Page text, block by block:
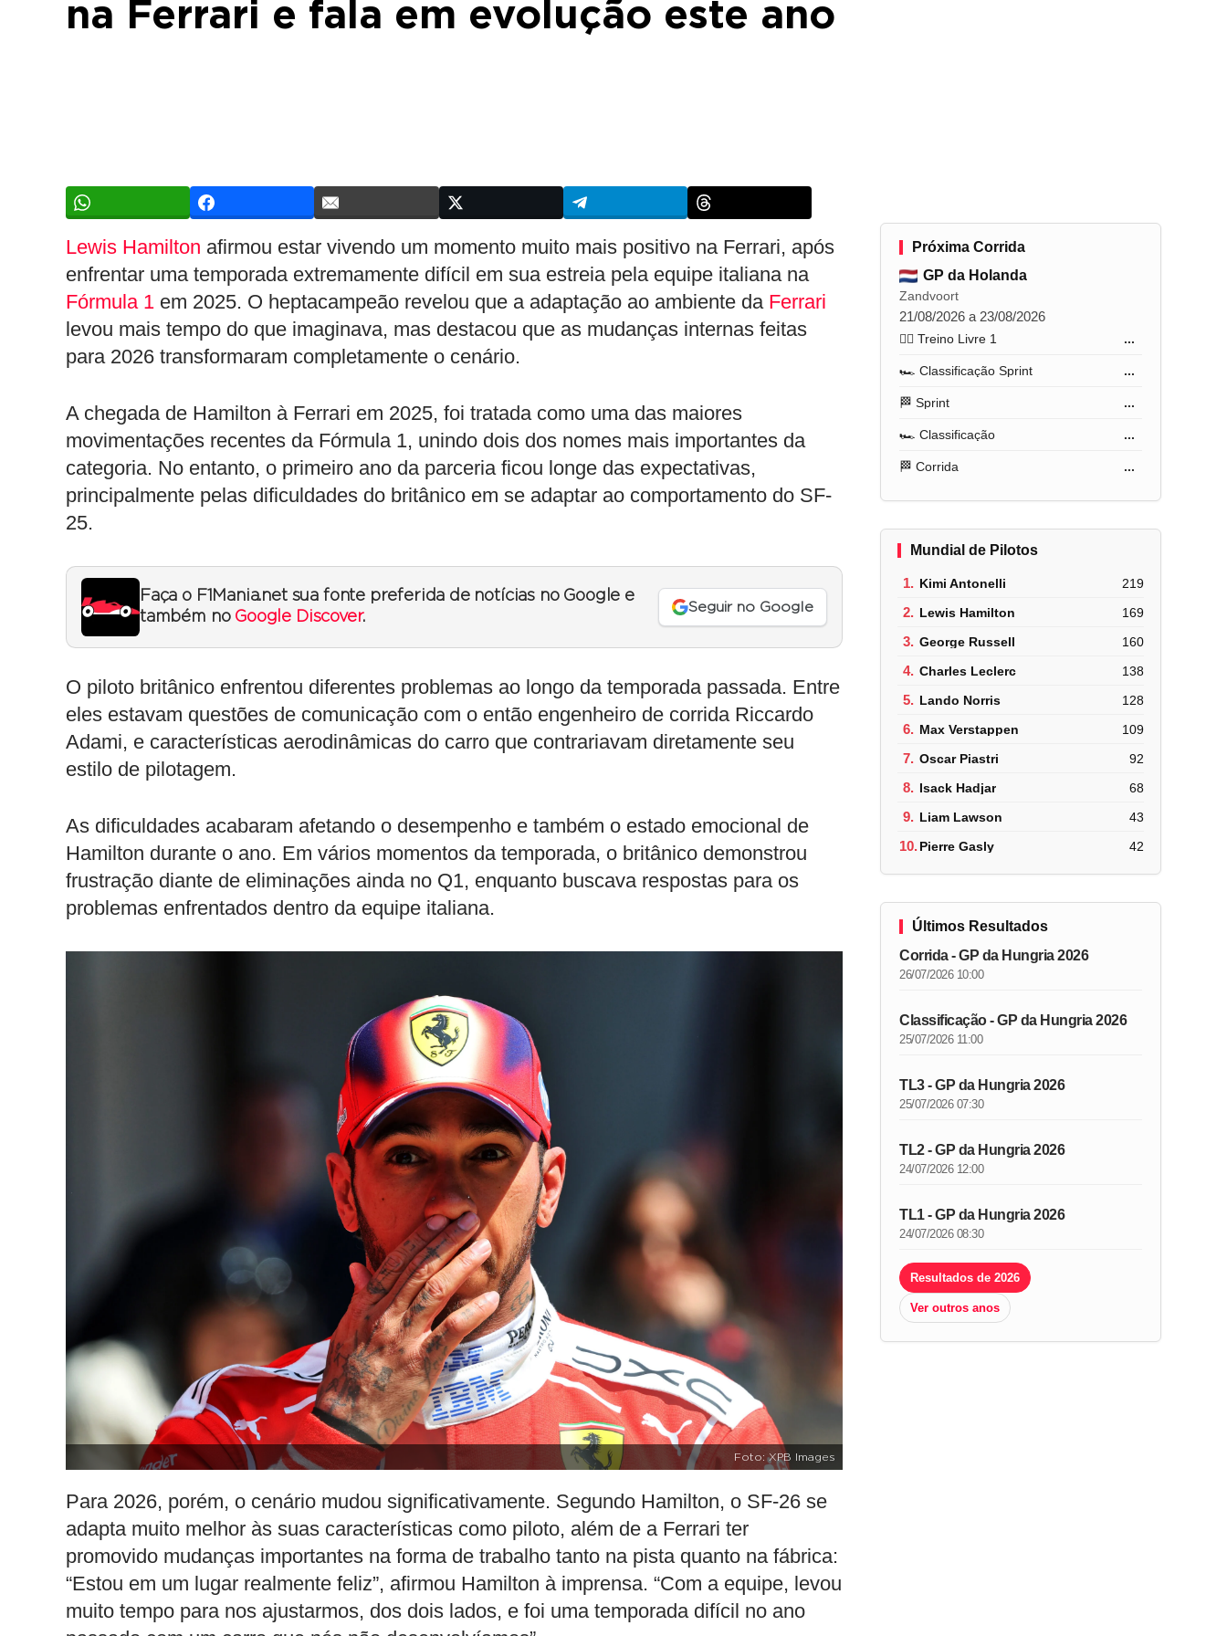
na Ferrari e fala em evolução este ano
Lewis Hamilton afirmou estar vivendo um momento muito mais positivo na Ferrari, após
enfrentar uma temporada extremamente difícil em sua estreia pela equipe italiana na
Fórmula 1 em 2025. O heptacampeão revelou que a adaptação ao ambiente da Ferrari
levou mais tempo do que imaginava, mas destacou que as mudanças internas feitas
para 2026 transformaram completamente o cenário.
A chegada de Hamilton à Ferrari em 2025, foi tratada como uma das maiores
movimentações recentes da Fórmula 1, unindo dois dos nomes mais importantes da
categoria. No entanto, o primeiro ano da parceria ficou longe das expectativas,
principalmente pelas dificuldades do britânico em se adaptar ao comportamento do SF-
25.
Faça o F1Mania.net sua fonte preferida de notícias no Google e
também no Google Discover.
Seguir no Google
O piloto britânico enfrentou diferentes problemas ao longo da temporada passada. Entre
eles estavam questões de comunicação com o então engenheiro de corrida Riccardo
Adami, e características aerodinâmicas do carro que contrariavam diretamente seu
estilo de pilotagem.
As dificuldades acabaram afetando o desempenho e também o estado emocional de
Hamilton durante o ano. Em vários momentos da temporada, o britânico demonstrou
frustração diante de eliminações ainda no Q1, enquanto buscava respostas para os
problemas enfrentados dentro da equipe italiana.
Foto: XPB Images
Para 2026, porém, o cenário mudou significativamente. Segundo Hamilton, o SF-26 se
adapta muito melhor às suas características como piloto, além de a Ferrari ter
promovido mudanças importantes na forma de trabalho tanto na pista quanto na fábrica:
“Estou em um lugar realmente feliz”, afirmou Hamilton à imprensa. “Com a equipe, levou
muito tempo para nos ajustarmos, dos dois lados, e foi uma temporada difícil no ano
Próxima Corrida
GP da Holanda
Zandvoort
21/08/2026 a 23/08/2026
🏋️‍♂️ Treino Livre 1 ...
🏎️ Classificação Sprint ...
🏁 Sprint ...
🏎️ Classificação ...
🏁 Corrida ...
Mundial de Pilotos
1. Kimi Antonelli 219
2. Lewis Hamilton 169
3. George Russell 160
4. Charles Leclerc 138
5. Lando Norris 128
6. Max Verstappen 109
7. Oscar Piastri 92
8. Isack Hadjar 68
9. Liam Lawson 43
10.Pierre Gasly 42
Últimos Resultados
Corrida - GP da Hungria 2026
26/07/2026 10:00
Classificação - GP da Hungria 2026
25/07/2026 11:00
TL3 - GP da Hungria 2026
25/07/2026 07:30
TL2 - GP da Hungria 2026
24/07/2026 12:00
TL1 - GP da Hungria 2026
24/07/2026 08:30
Resultados de 2026
Ver outros anos